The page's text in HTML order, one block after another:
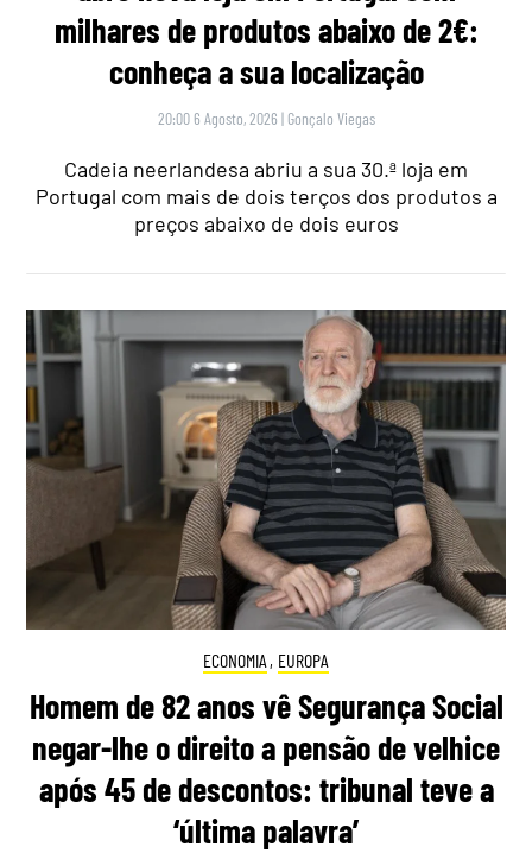
milhares de produtos abaixo de 2€:
conheça a sua localização
20:00 6 Agosto, 2026 | Gonçalo Viegas
Cadeia neerlandesa abriu a sua 30.ª loja em
Portugal com mais de dois terços dos produtos a
preços abaixo de dois euros
ECONOMIA , EUROPA
Homem de 82 anos vê Segurança Social
negar-lhe o direito a pensão de velhice
após 45 de descontos: tribunal teve a
‘última palavra’